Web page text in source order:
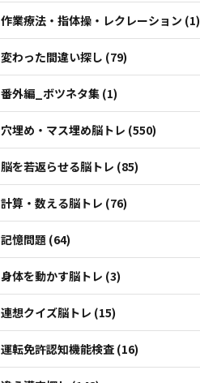
作業療法・指体操・レクレーション (1)
変わった間違い探し (79)
番外編_ボツネタ集 (1)
穴埋め・マス埋め脳トレ (550)
脳を若返らせる脳トレ (85)
計算・数える脳トレ (76)
記憶問題 (64)
身体を動かす脳トレ (3)
連想クイズ脳トレ (15)
運転免許認知機能検査 (16)